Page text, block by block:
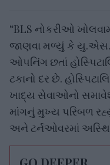
“BLS નોકરીઓ
જાણવા મળ્યું કે
ઓપનિંગ છતાં
ટકાનો દર છે.
ખાદ્ય સેવાઓનો
માંગનું મુખ્ય પરિબળ
અને ટર્નઓવરમાં